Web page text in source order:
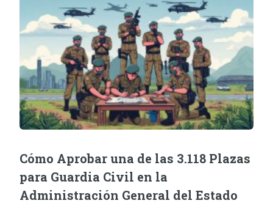
Cómo Aprobar una de las 3.118 Plazas
para Guardia Civil en la
Administración General del Estado